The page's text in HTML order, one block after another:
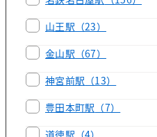
山王駅 （23）
金山駅 （67）
神宮前駅 （13）
豊田本町駅 （7）
道徳駅 （4）
チャット機能の